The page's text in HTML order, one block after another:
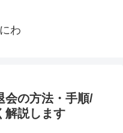
わ
会の方法・手順/
解説します